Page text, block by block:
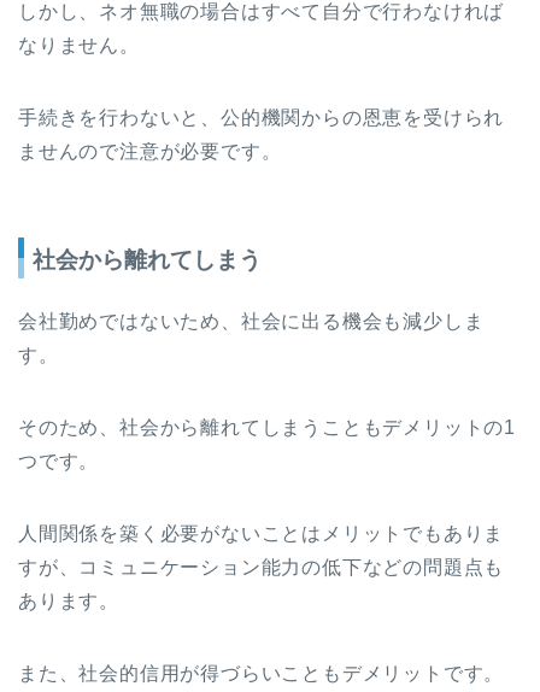
しかし、ネオ無職の場合はすべて自分で行わなければ
なりません。
手続きを行わないと、公的機関からの恩恵を受けられ
ませんので注意が必要です。
社会から離れてしまう
会社勤めではないため、社会に出る機会も減少しま
す。
そのため、社会から離れてしまうこともデメリットの1
つです。
人間関係を築く必要がないことはメリットでもありま
すが、コミュニケーション能力の低下などの問題点も
あります。
また、社会的信用が得づらいこともデメリットです。